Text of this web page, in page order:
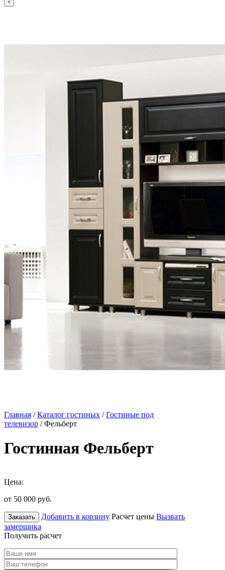
Главная /Каталог гостиных /Гостиные под
телевизор / Фельберт
Гостинная Фельберт
Цена:
от 50 000 руб.
Заказать Добавить в корзину Расчет цены Вызвать
замерщика
Получить расчет